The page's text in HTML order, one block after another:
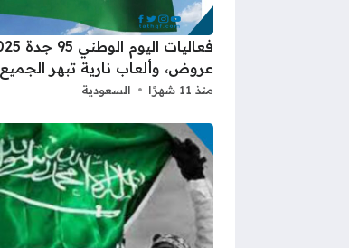
عروض، وألعاب نارية تبهر الجميع
منذ 11 شهرًا السعودية